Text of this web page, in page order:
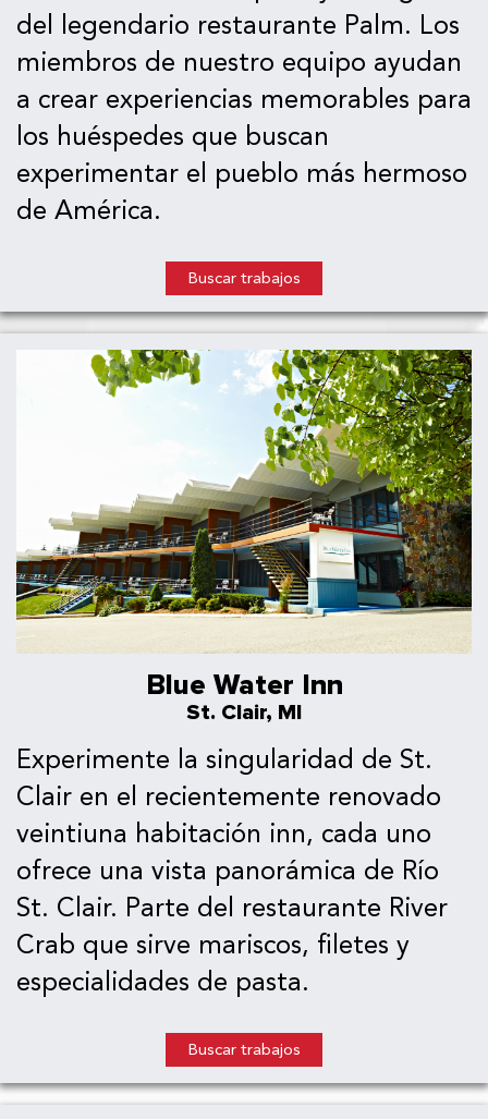
del legendario restaurante Palm. Los
miembros de nuestro equipo ayudan
a crear experiencias memorables para
los huéspedes que buscan
experimentar el pueblo más hermoso
de América.
Buscar trabajos
Blue Water Inn
St. Clair, MI
Experimente la singularidad de St.
Clair en el recientemente renovado
veintiuna habitación inn, cada uno
ofrece una vista panorámica de Río
St. Clair. Parte del restaurante River
Crab que sirve mariscos, filetes y
especialidades de pasta.
Buscar trabajos